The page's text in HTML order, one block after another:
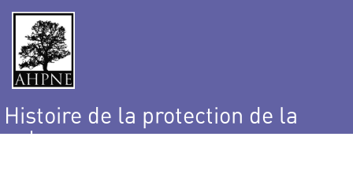
Histoire de la protection de la
nature